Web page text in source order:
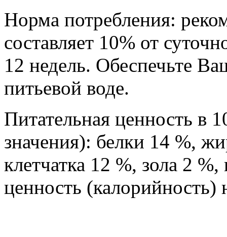
Норма потребления:
составляет 10% от
12 недель. Обеспечьте
питьевой воде.
Питательная ценность в
значения): белки 14 %,
клетчатка 12 %, зола 2
ценность (калорийность)